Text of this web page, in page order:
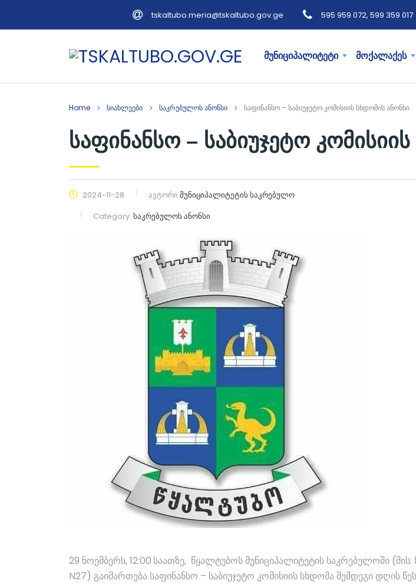
tskaltubo.meria@tskaltubo.gov.ge 595 959 072, 599 359 017
მუნიციპალიტეტი მოქალაქეს
Home სიახლეები საკრებულოს ანონსი საფინანსო – საბიუჯეტო კომისიის სხდომის ანონსი
საფინანსო – საბიუჯეტო
2024-11-28 ავტორი მუნიციპალიტეტის საკრებულო
Category: საკრებულოს ანონსი
29 ნოემბერს, 12:00 საათზე, წყალტუბოს მუნიციპალიტეტის საკრებულოში
N27) გაიმართება საფინანსო – საბიუჯეტო კომისიის სხდომა შემდეგი დღის